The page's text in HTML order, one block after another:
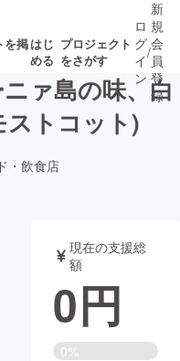
を掲はじ
める
プロジェクト
をさがす
募集終了が近いプ
ロジェクト
音楽
ゲーム・サ
書籍・雑誌
ロ
グ
イ
ン
/
新
規
会
員
登
録
ァ島の味、白
ストコット)
・飲食店
現在の支援総
額
0円
0%